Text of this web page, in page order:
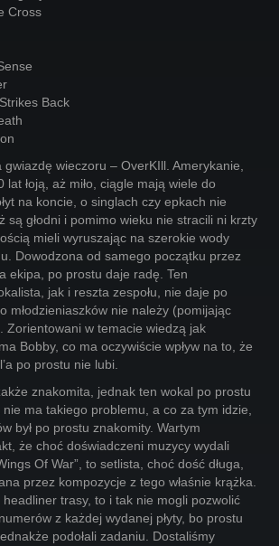
Cross
Back
gwiazdę wieczoru – OverKIll. Amerykanie,
lat łoją, aż miło, ciągle mają wiele do
na koncie, o singlach czy epkach nie
są głodni i pomimo wieku nie stracili ni krzty
mieli wyruszając na szerokie wody
Dowodzona od samego początku przez
ekipa, po prostu daje radę. Ten
jak i reszta zespołu, nie daje po
młodzieniaszków nie należy (pomijając
Zorientowani w temacie wiedzą jak
Bobby, co ma oczywiście wpływ na to, że
po prostu nie lubi.
znakomita, jednak ten wokal po prostu
ma takiego problemu, a co za tym idzie,
był po prostu znakomity. Wartym
że choć doświadczeni muzycy wydali
Of War”, to setlista, choć dość długa,
przez kompozycje z tego właśnie krążka.
trasy, to i tak nie mogli pozwolić
z każdej wydanej płyty, bo prostu
podołali zadaniu. Dostaliśmy